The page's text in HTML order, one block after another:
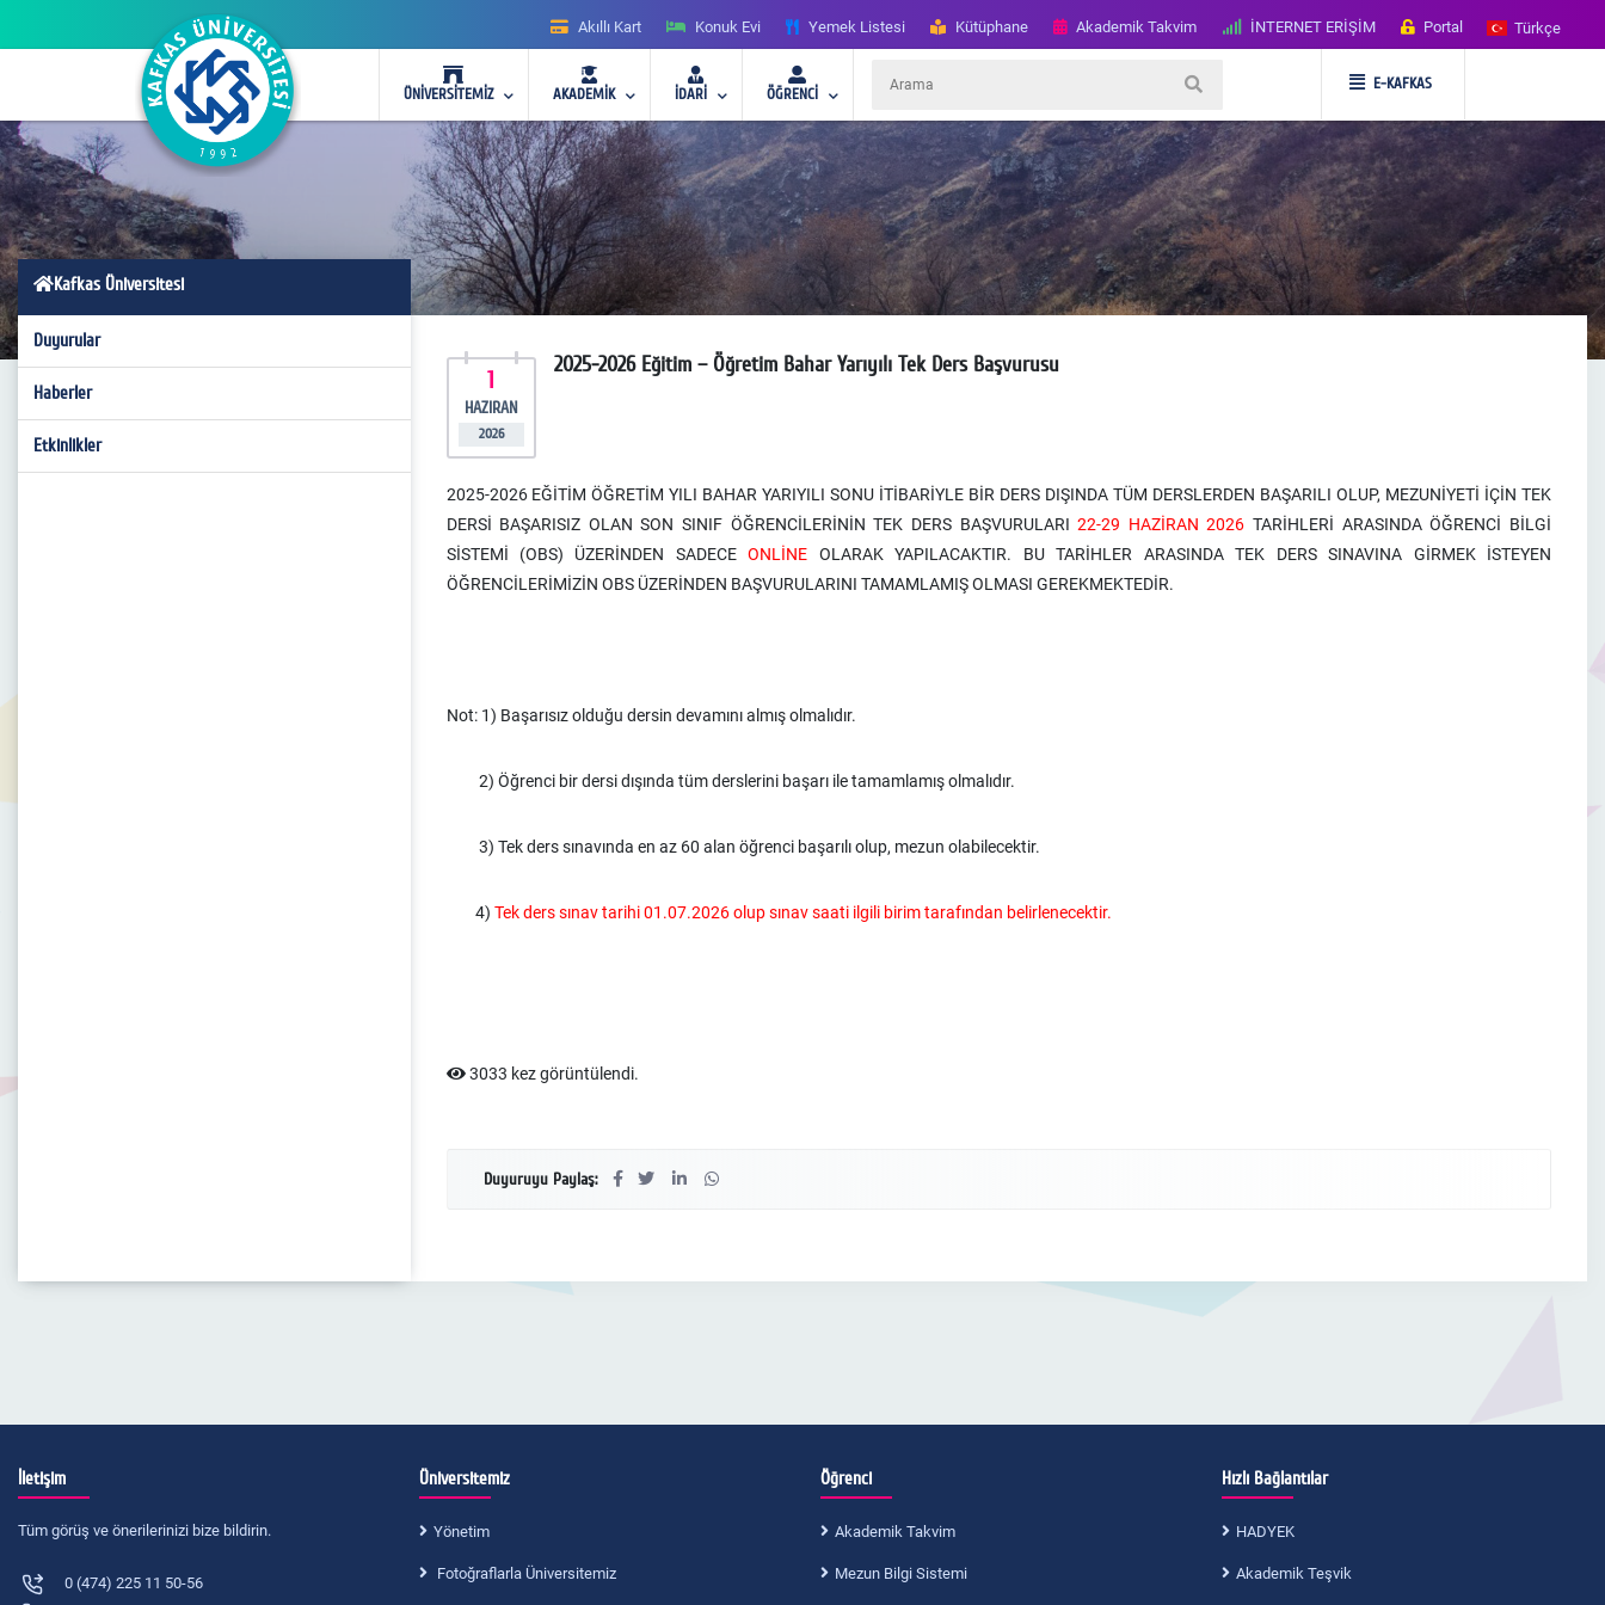
Akıllı Kart Konuk Evi Yemek Listesi Kütüphane Akademik Takvim İNTERNET ERİŞİM Portal Türkçe
ÜNİVERSİTEMİZ AKADEMİK İDARİ ÖĞRENCİ
E-KAFKAS
Kafkas Üniversitesi
Duyurular
Haberler
Etkinlikler
1
HAZIRAN
2026
2025-2026 Eğitim – Öğretim Bahar Yarıyılı Tek Ders Başvurusu
2025-2026 EĞİTİM ÖĞRETİM YILI BAHAR YARIYILI SONU İTİBARİYLE BİR DERS DIŞINDA TÜM DERSLERDEN BAŞARILI OLUP, MEZUNİYETİ İÇİN TEK
DERSİ BAŞARISIZ OLAN SON SINIF ÖĞRENCİLERİNİN TEK DERS BAŞVURULARI22-29 HAZİRAN 2026 TARİHLERİ ARASINDA ÖĞRENCİ BİLGİ
SİSTEMİ (OBS) ÜZERİNDEN SADECEONLİNE OLARAK YAPILACAKTIR. BU TARİHLER ARASINDA TEK DERS SINAVINA GİRMEK İSTEYEN
ÖĞRENCİLERİMİZİN OBS ÜZERİNDEN BAŞVURULARINI TAMAMLAMIŞ OLMASI GEREKMEKTEDİR.
Not: 1) Başarısız olduğu dersin devamını almış olmalıdır.
2) Öğrenci bir dersi dışında tüm derslerini başarı ile tamamlamış olmalıdır.
3) Tek ders sınavında en az 60 alan öğrenci başarılı olup, mezun olabilecektir.
4) Tek ders sınav tarihi 01.07.2026 olup sınav saati ilgili birim tarafından belirlenecektir.
3033 kez görüntülendi.
Duyuruyu Paylaş:
İletişim
Tüm görüş ve önerilerinizi bize bildirin.
0 (474) 225 11 50-56
Üniversitemiz
Yönetim
Fotoğraflarla Üniversitemiz
Öğrenci
Akademik Takvim
Mezun Bilgi Sistemi
Hızlı Bağlantılar
HADYEK
Akademik Teşvik